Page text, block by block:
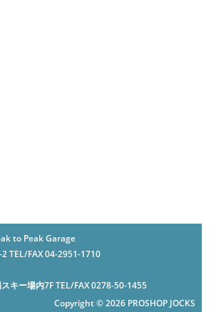
to Peak Garage
TEL/FAX 04-2951-1710
キー場内7F TEL/FAX 0278-50-1455
Copyright © 2026 PROSHOP JOCKS